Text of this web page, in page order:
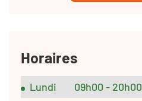
Horaires
Lundi
09h00 - 20h00